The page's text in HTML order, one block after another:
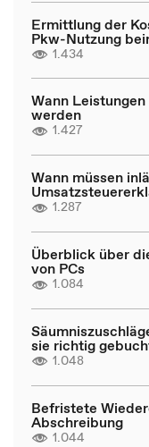
Ermittlung der
Pkw-Nutzung
1.434
Wann
werden
1.427
Wann müssen
1.287
Überblick über
von PCs
1.084
sie richtig
1.048
Befristete
Abschreibung
1.044